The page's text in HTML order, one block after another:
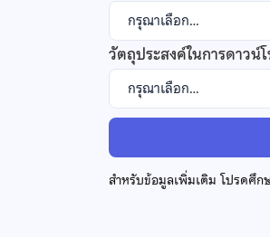
วัตถุประสงค์ในการดาวน์
สำหรับข้อมูลเพิ่มเติม โปรดศึก